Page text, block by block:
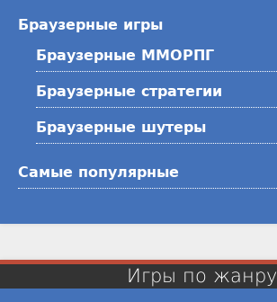
Браузерные игры
Браузерные ММОРПГ
Браузерные стратегии
Браузерные шутеры
Самые популярные
Игры по жанру